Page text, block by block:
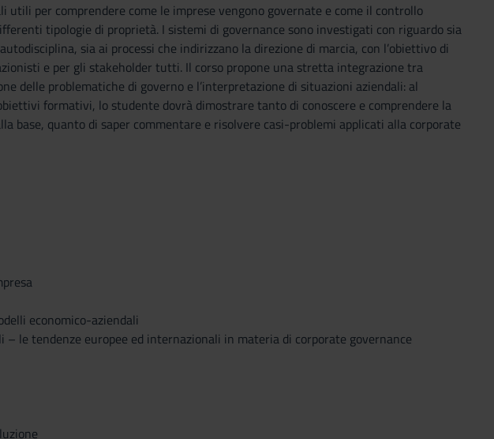
per comprendere come le imprese vengono governate e come il controllo
tipologie di proprietà. I sistemi di governance sono investigati con riguardo sia
sia ai processi che indirizzano la direzione di marcia, con l’obiettivo di
e per gli stakeholder tutti. Il corso propone una stretta integrazione tra
delle problematiche di governo e l’interpretazione di situazioni aziendali: al
formativi, lo studente dovrà dimostrare tanto di conoscere e comprendere la
base, quanto di saper commentare e risolvere casi-problemi applicati alla corporate
economico-aziendali
le tendenze europee ed internazionali in materia di corporate governance